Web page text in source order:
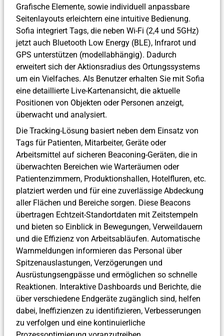
Grafische Elemente, sowie individuell anpassbare
Seitenlayouts erleichtern eine intuitive Bedienung.
Sofia integriert Tags, die neben Wi-Fi (2,4 und 5GHz)
jetzt auch Bluetooth Low Energy (BLE), Infrarot und
GPS unterstützen (modellabhängig). Dadurch
erweitert sich der Aktionsradius des Ortungssystems
um ein Vielfaches. Als Benutzer erhalten Sie mit Sofia
eine detaillierte Live-Kartenansicht, die aktuelle
Positionen von Objekten oder Personen anzeigt,
überwacht und analysiert.
Die Tracking-Lösung basiert neben dem Einsatz von
Tags für Patienten, Mitarbeiter, Geräte oder
Arbeitsmittel auf sicheren Beaconing-Geräten, die in
überwachten Bereichen wie Warteräumen oder
Patientenzimmern, Produktionshallen, Hotelfluren, etc.
platziert werden und für eine zuverlässige Abdeckung
aller Flächen und Bereiche sorgen. Diese Beacons
übertragen Echtzeit-Standortdaten mit Zeitstempeln
und bieten so Einblick in Bewegungen, Verweildauern
und die Effizienz von Arbeitsabläufen. Automatische
Warnmeldungen informieren das Personal über
Spitzenauslastungen, Verzögerungen und
Ausrüstungsengpässe und ermöglichen so schnelle
Reaktionen. Interaktive Dashboards und Berichte, die
über verschiedene Endgeräte zugänglich sind, helfen
dabei, Ineffizienzen zu identifizieren, Verbesserungen
zu verfolgen und eine kontinuierliche